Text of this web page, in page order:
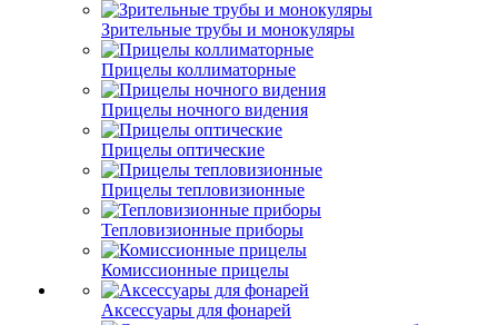
Зрительные трубы и монокуляры
Прицелы коллиматорные
Прицелы ночного видения
Прицелы оптические
Прицелы тепловизионные
Тепловизионные приборы
Комиссионные прицелы
Аксессуары для фонарей